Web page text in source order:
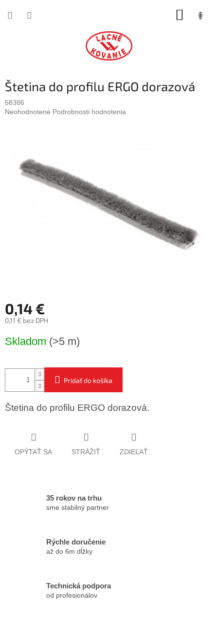
Štetina do profilu ERGO dorazová
58386
Priemerné
hviezdičiek.
Neohodnotené Podrobnosti hodnotenia
0,14 €
0,11 € bez DPH
cena:
Skladom (>5 m)
Pridať do košíka
Štetina do profilu ERGO dorazová.
OPÝTAŤ SA STRÁŽIŤ ZDIEĽAŤ
35 rokov na trhu
sme stabilný partner
Rýchle doručenie
až do 6m dĺžky
Technická podpora
od profesionálov